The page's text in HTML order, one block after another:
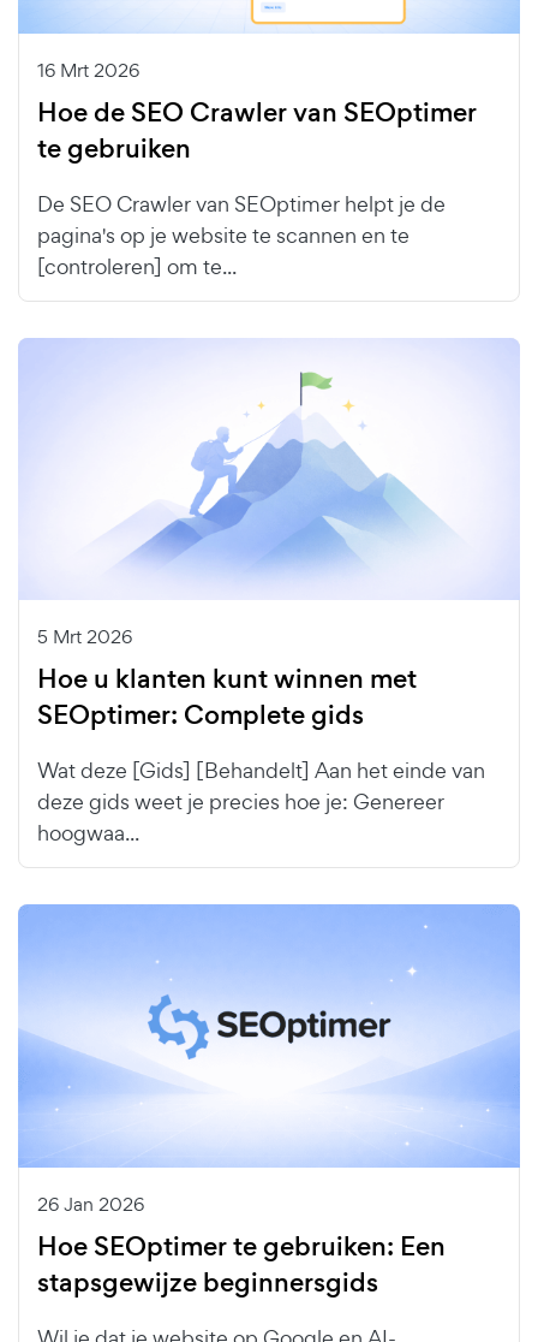
16 Mrt 2026
Hoe de SEO Crawler van SEOptimer
te gebruiken
De SEO Crawler van SEOptimer helpt je de
pagina's op je website te scannen en te
[controleren] om te...
5 Mrt 2026
Hoe u klanten kunt winnen met
SEOptimer: Complete gids
Wat deze [Gids] [Behandelt] Aan het einde van
deze gids weet je precies hoe je: Genereer
hoogwaa...
26 Jan 2026
Hoe SEOptimer te gebruiken: Een
stapsgewijze beginnersgids